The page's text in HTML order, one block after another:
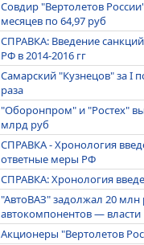
Совдир "Вертолетов
месяцев по 64,97 руб
СПРАВКА: Введение
РФ в 2014-2016 гг
Самарский "Кузнецов" за I
раза
"Оборонпром" и "Ростех"
млрд руб
СПРАВКА - Хронология
ответные меры РФ
СПРАВКА: Хронология
"АвтоВАЗ" задолжал 20
автокомпонентов — власти
Акционеры "Вертолетов